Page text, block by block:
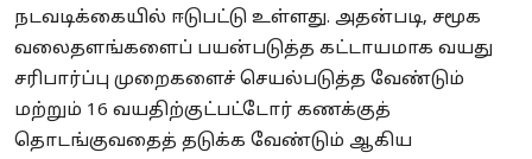
நடவடிக்கையில் ஈடுபட்டு உள்ளது. அதன்படி, சமூக
வலைதளங்களைப் பயன்படுத்த கட்டாயமாக வயது
சரிபார்ப்பு முறைகளைச் செயல்படுத்த வேண்டும்
மற்றும் 16 வயதிற்குட்பட்டோர் கணக்குத்
தொடங்குவதைத் தடுக்க வேண்டும் ஆகிய